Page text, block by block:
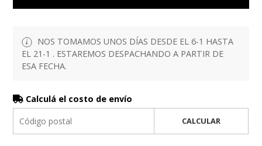
NOS TOMAMOS UNOS DÍAS DESDE EL 6-1 HASTA
EL 21-1 . ESTAREMOS DESPACHANDO A PARTIR DE
ESA FECHA.
Calculá el costo de envío
CALCULAR